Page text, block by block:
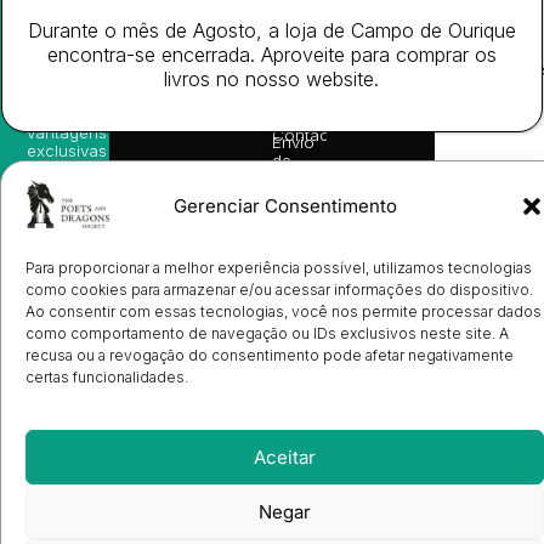
Gerenciar Consentimento
Para proporcionar a melhor experiência possível, utilizamos tecnologias
como cookies para armazenar e/ou acessar informações do dispositivo.
Ao consentir com essas tecnologias, você nos permite processar dados
como comportamento de navegação ou IDs exclusivos neste site. A
recusa ou a revogação do consentimento pode afetar negativamente
certas funcionalidades.
Aceitar
Negar
Eventos
Prémio
Ulysses
Contactos
Envio
de
Candidatura
de
de
Livrarias
Cookies
(EU)
sugestões
de
leitura,
vantagens
exclusivas
avisos
diretamente
no seu
Subscrever
os
direitos
Durante o mês de Agosto, a loja de Campo de Ourique
encontra-se encerrada. Aproveite para comprar os
livros no nosso website.